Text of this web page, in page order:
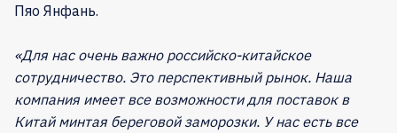
Пяо Янфань.
«Для нас очень важно российско-китайское
сотрудничество. Это перспективный рынок. Наша
компания имеет все возможности для поставок в
Китай минтая береговой заморозки. У нас есть все